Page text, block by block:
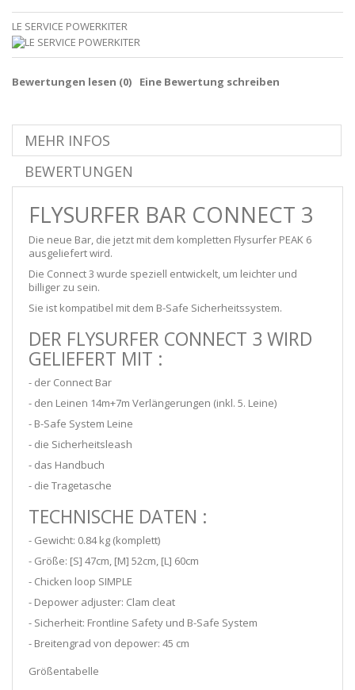
LE SERVICE POWERKITER
Bewertungen lesen (0) Eine Bewertung schreiben
MEHR INFOS
BEWERTUNGEN
FLYSURFER BAR CONNECT 3
Die neue Bar, die jetzt mit dem kompletten Flysurfer PEAK 6
ausgeliefert wird.
Die Connect 3 wurde speziell entwickelt, um leichter und
billiger zu sein.
Sie ist kompatibel mit dem B-Safe Sicherheitssystem.
DER FLYSURFER CONNECT 3 WIRD
GELIEFERT MIT :
- der Connect Bar
- den Leinen 14m+7m Verlängerungen (inkl. 5. Leine)
- B-Safe System Leine
- die Sicherheitsleash
- das Handbuch
- die Tragetasche
TECHNISCHE DATEN :
- Gewicht: 0.84 kg (komplett)
- Größe: [S] 47cm, [M] 52cm, [L] 60cm
- Chicken loop SIMPLE
- Depower adjuster: Clam cleat
- Sicherheit: Frontline Safety und B-Safe System
- Breitengrad von depower: 45 cm
Größentabelle